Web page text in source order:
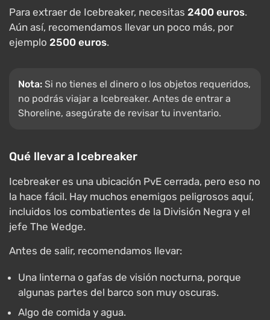
Para extraer de Icebreaker, necesitas 2400 euros.
Aún así, recomendamos llevar un poco más, por
ejemplo 2500 euros.
Nota: Si no tienes el dinero o los objetos requeridos,
no podrás viajar a Icebreaker. Antes de entrar a
Shoreline, asegúrate de revisar tu inventario.
Qué llevar a Icebreaker
Icebreaker es una ubicación PvE cerrada, pero eso no
la hace fácil. Hay muchos enemigos peligrosos aquí,
incluidos los combatientes de la División Negra y el
jefe The Wedge.
Antes de salir, recomendamos llevar:
Una linterna o gafas de visión nocturna, porque
algunas partes del barco son muy oscuras.
Algo de comida y agua.